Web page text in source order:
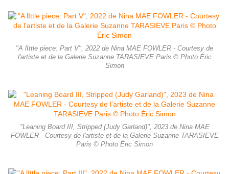
"A lIttle piece: Part V", 2022 de Nina MAE FOWLER - Courtesy de
l'artiste et de la Galerie Suzanne TARASIEVE Paris © Photo Éric
Simon
"Leaning Board III, Stripped (Judy Garland)", 2023 de Nina MAE
FOWLER - Courtesy de l'artiste et de la Galerie Suzanne TARASIEVE
Paris © Photo Éric Simon